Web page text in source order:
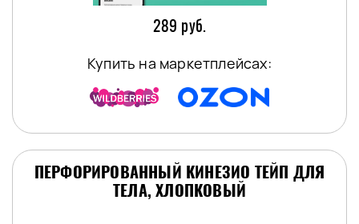
289 руб.
Купить на маркетплейсах:
ПЕРФОРИРОВАННЫЙ КИНЕЗИО ТЕЙП ДЛЯ
ТЕЛА, ХЛОПКОВЫЙ